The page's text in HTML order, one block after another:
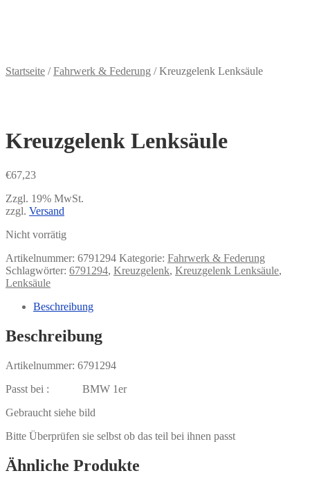
Startseite /Fahrwerk & Federung /Kreuzgelenk Lenksäule
Kreuzgelenk Lenksäule
€67,23
Zzgl. 19% MwSt.
zzgl. Versand
Nicht vorrätig
Artikelnummer: 6791294 Kategorie: Fahrwerk & Federung
Schlagwörter: 6791294, Kreuzgelenk, Kreuzgelenk Lenksäule,
Lenksäule
Beschreibung
Beschreibung
Artikelnummer: 6791294
Passt bei : BMW 1er
Gebraucht siehe bild
Bitte Überprüfen sie selbst ob das teil bei ihnen passt
Ähnliche Produkte